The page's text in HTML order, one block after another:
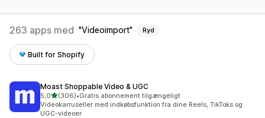
263 apps med Videoimport Ryd
Built for Shopify
Moast Shoppable Video & UGC
5,0ud af 5 stjerner
(306)
306 anmeldelser i alt
•Gratis abonnement tilgængeligt
Videokarruseller med indkøbsfunktion fra dine Reels, TikToks og
UGC-videoer